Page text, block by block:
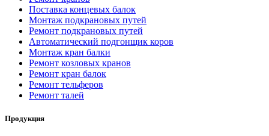
Поставка концевых балок
Монтаж подкрановых путей
Ремонт подкрановых путей
Автоматический подгонщик коров
Монтаж кран балки
Ремонт козловых кранов
Ремонт кран балок
Ремонт тельферов
Ремонт талей
Продукция